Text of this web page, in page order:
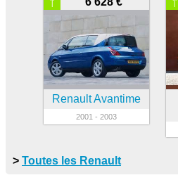
Renault Avantime
2001 - 2003
> Toutes les Renault